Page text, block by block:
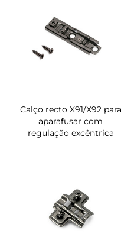
Calço recto X91/X92 para
aparafusar com
regulação excêntrica